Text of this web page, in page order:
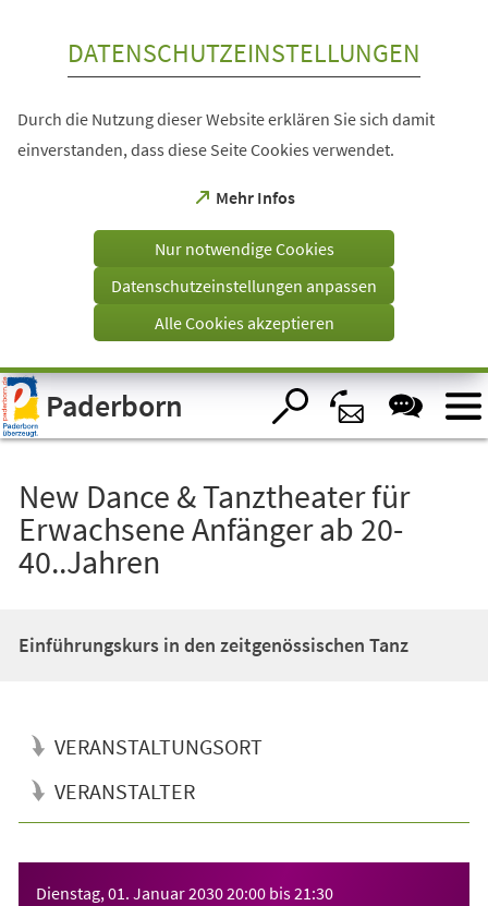
Visuelle
Assistenzsoftware
öffnen.
DATENSCHUTZEINSTELLUNGEN
Durch die Nutzung dieser Website erklären Sie sich damit
einverstanden, dass diese Seite Cookies verwendet.
Mehr Infos
(Öffnet
einem
Tab)
Nur notwendige Cookies
Datenschutzeinstellungen anpassen
Alle Cookies akzeptieren
Paderborn
New Dance & Tanztheater für
Erwachsene Anfänger ab 20-
40..Jahren
Einführungskurs in den zeitgenössischen Tanz
VERANSTALTUNGSORT
VERANSTALTER
Dienstag, 01. Januar 203020:00 bis21:30